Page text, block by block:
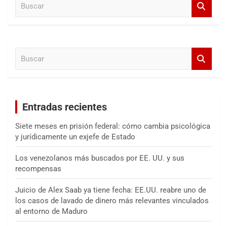
Entradas recientes
Siete meses en prisión federal: cómo cambia psicológica
y jurídicamente un exjefe de Estado
Los venezolanos más buscados por EE. UU. y sus
recompensas
Juicio de Alex Saab ya tiene fecha: EE.UU. reabre uno de
los casos de lavado de dinero más relevantes vinculados
al entorno de Maduro